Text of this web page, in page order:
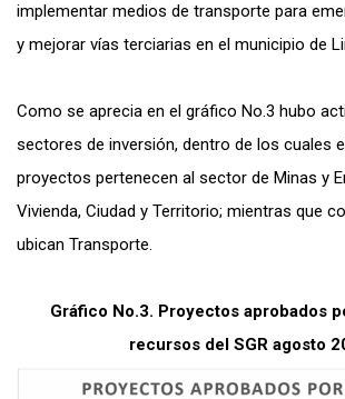
implementar medios de transporte para
y mejorar vías terciarias en el municipio de
Como se aprecia en el gráfico No.3 hubo
sectores de inversión, dentro de los cuales
proyectos pertenecen al sector de Minas y
Vivienda, Ciudad y Territorio; mientras que
ubican Transporte.
Gráfico No.3. Proyectos aprobados
recursos del SGR agosto